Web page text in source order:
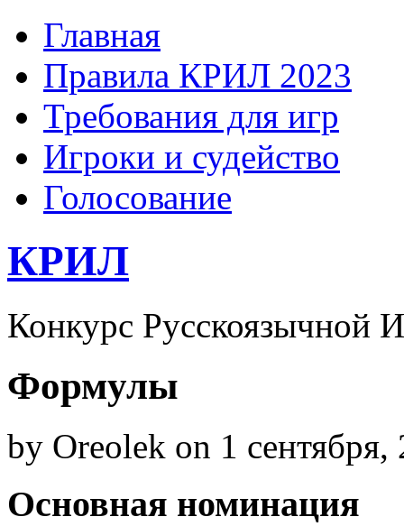
Главная
Правила КРИЛ 2023
Требования для игр
Игроки и судейство
Голосование
КРИЛ
Конкурс Русскоязычной
Формулы
by Oreolek on 1 сентября,
Основная номинация